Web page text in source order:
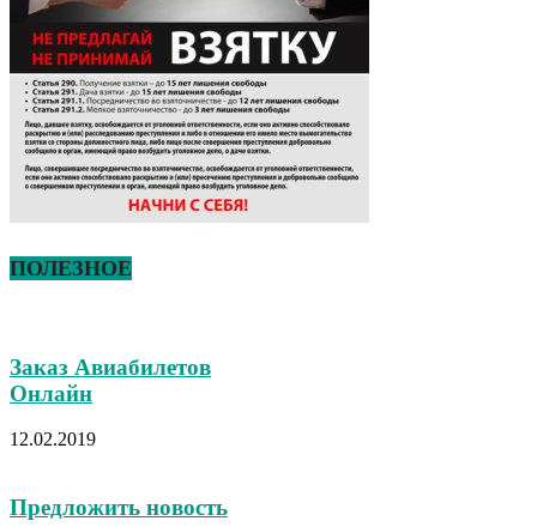
ПОЛЕЗНОЕ
Заказ Авиабилетов
Онлайн
12.02.2019
Предложить новость